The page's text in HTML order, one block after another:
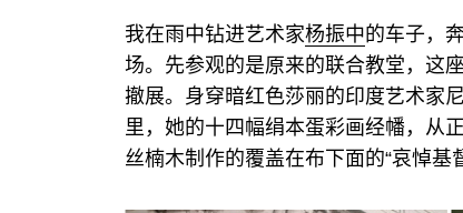
我在雨中钻进艺术家杨振中的车子，
场。先参观的是原来的联合教堂，这
撤展。身穿暗红色莎丽的印度艺术家
里，她的十四幅绢本蛋彩画经幡，从
丝楠木制作的覆盖在布下面的“哀悼基